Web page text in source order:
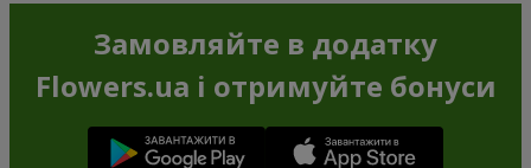
Замовляйте в додатку
Flowers.ua і отримуйте бонуси